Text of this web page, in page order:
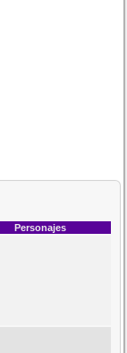
Personajes